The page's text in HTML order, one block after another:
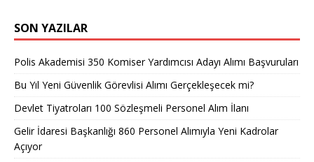
SON YAZILAR
Polis Akademisi 350 Komiser Yardımcısı Adayı Alımı Başvuruları
Bu Yıl Yeni Güvenlik Görevlisi Alımı Gerçekleşecek mi?
Devlet Tiyatroları 100 Sözleşmeli Personel Alım İlanı
Gelir İdaresi Başkanlığı 860 Personel Alımıyla Yeni Kadrolar
Açıyor